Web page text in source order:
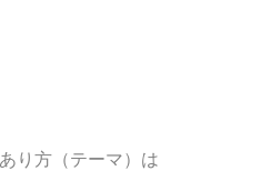
り方（テーマ）は